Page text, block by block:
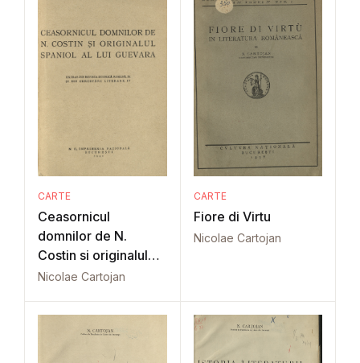
CARTE
Ceasornicul
domnilor de N.
Costin si originalul
spaniol al lui Guevara
Nicolae Cartojan
CARTE
Fiore di Virtu
Nicolae Cartojan